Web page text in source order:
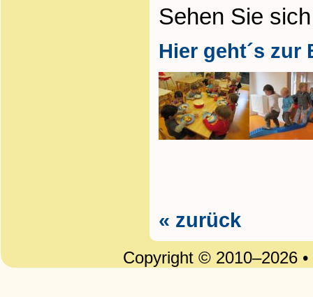
Sehen Sie
Hier geht´s zur
« zurück
Copyright © 2010–2026 •